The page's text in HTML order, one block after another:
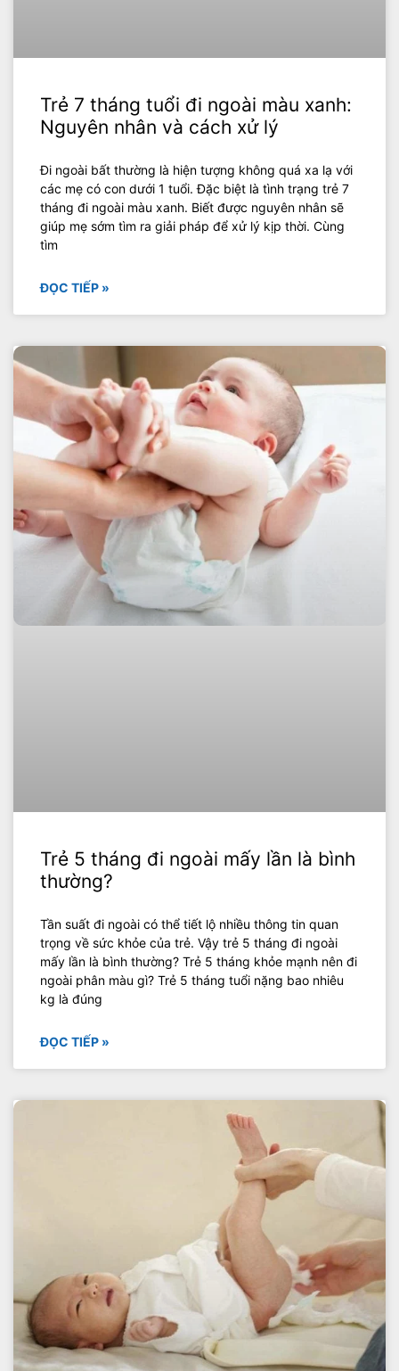
Trẻ 7 tháng tuổi đi ngoài màu xanh:
Nguyên nhân và cách xử lý
Đi ngoài bất thường là hiện tượng không quá xa lạ với
các mẹ có con dưới 1 tuổi. Đặc biệt là tình trạng trẻ 7
tháng đi ngoài màu xanh. Biết được nguyên nhân sẽ
giúp mẹ sớm tìm ra giải pháp để xử lý kịp thời. Cùng
tìm
ĐỌC TIẾP »
Trẻ 5 tháng đi ngoài mấy lần là bình
thường?
Tần suất đi ngoài có thể tiết lộ nhiều thông tin quan
trọng về sức khỏe của trẻ. Vậy trẻ 5 tháng đi ngoài
mấy lần là bình thường? Trẻ 5 tháng khỏe mạnh nên đi
ngoài phân màu gì? Trẻ 5 tháng tuổi nặng bao nhiêu
kg là đúng
ĐỌC TIẾP »